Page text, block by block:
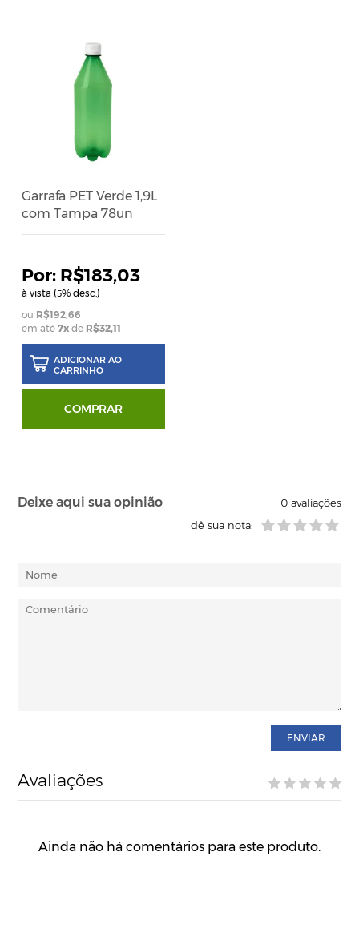
Garrafa PET Verde 1,9L
com Tampa 78un
R$183,03
à vista (5% desc.)
R$192,66
em até7x de R$32,11
ADICIONAR AO
CARRINHO
COMPRAR
Deixe aqui sua opinião 0avaliações
dê sua nota:
ENVIAR
Avaliações
Ainda não há comentários para este produto.